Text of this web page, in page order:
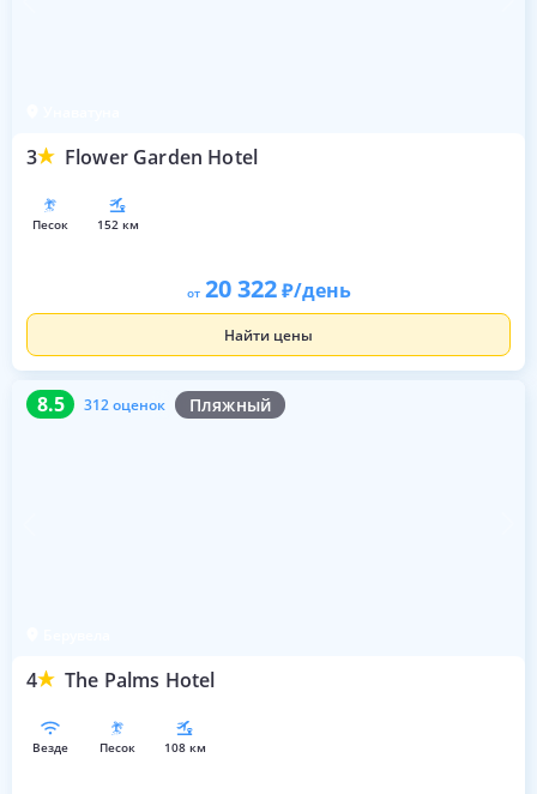
3 Flower Garden Hotel
песок 152 км
от 20 322 /день
Найти цены
8.5 312 оценок Пляжный
4 The Palms Hotel
8.5 312 оценок
везде песок 108 км